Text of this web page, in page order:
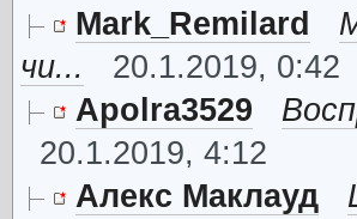
Mark_Remilard
чи...
20.1.2019, 0:42
Apolra3529
20.1.2019, 4:12
Алекс Маклауд